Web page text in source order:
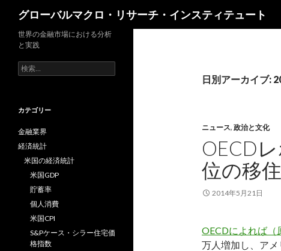
グローバルマクロ・リサーチ・インスティテュート
日別アーカイブ:
ニュース, 政治と文化
OECD
位の移
2014年5月21日
OECDによれば（
万人増加し、ア
世界の金融市場における分析
と実践
検
索:
カテゴリー
金融業界
経済統計
米国の経済統計
米国GDP
貯蓄率
個人消費
米国CPI
S&Pケース・シラー住宅価
格指数